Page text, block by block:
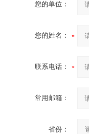
您的单位：
您的姓名：
联系电话：
常用邮箱：
省份：